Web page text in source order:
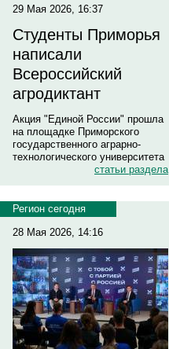
29 Мая 2026, 16:37
Студенты Приморья
написали
Всероссийский
агродиктант
Акция "Единой России" прошла
на площадке Приморского
государственного аграрно-
технологического университета
статьи раздела
Регион сегодня
28 Мая 2026, 14:16